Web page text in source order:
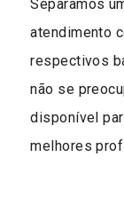
Separamos
atendimento
respectivos
não se
disponível
melhores